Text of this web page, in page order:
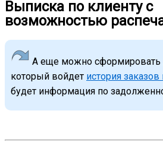
Выписка по клиенту с
возможностью
А еще можно сформировать
который войдет история заказов
будет информация по